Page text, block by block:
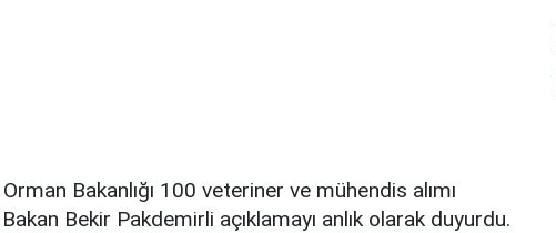
Bakanlığı 100 veteriner ve mühendis alımı
Bekir Pakdemirli açıklamayı anlık olarak duyurdu.